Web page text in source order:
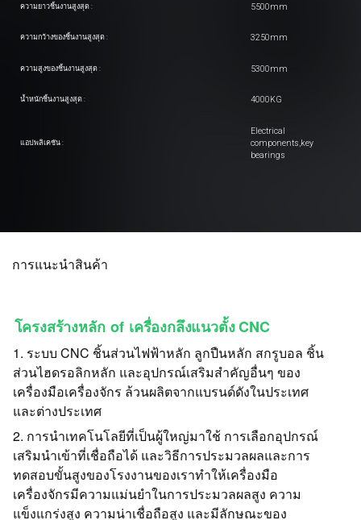
ความยาวชิ้นงานสูงสุด : 5500mm
ความกว้างของชิ้นงานสูงสุด : 3250mm
ความสูงของชิ้นงานสูงสุด : 5300mm
น้ำหนักชิ้นงานสูงสุด : 4000KG
แอปพลิเคชัน :
Electrical
components,key
bearings
การแนะนำสินค้า
โครงสร้างหลัก of เครื่องกลึงแนวตั้ง CNC
1. ระบบ CNC ชิ้นส่วนไฟฟ้าหลัก ลูกปืนหลัก สกรูบอล ชิ้น
ส่วนไฮดรอลิกหลัก และอุปกรณ์เสริมสำคัญอื่นๆ ของ
เครื่องมือเครื่องจักร ล้วนผลิตจากแบรนด์ดังในประเทศ
และต่างประเทศ
2. การนำเทคโนโลยีที่เป็นผู้ใหญ่มาใช้ การเลือกอุปกรณ์
เสริมนำเข้าที่เชื่อถือได้ และวิธีการประมวลผลและการ
ทดสอบขั้นสูงของโรงงานของเราทำให้เครื่องมือ
เครื่องจักรมีความแม่นยำในการประมวลผลสูง ความ
แข็งแกร่งสูง ความน่าเชื่อถือสูง และมีลักษณะของ